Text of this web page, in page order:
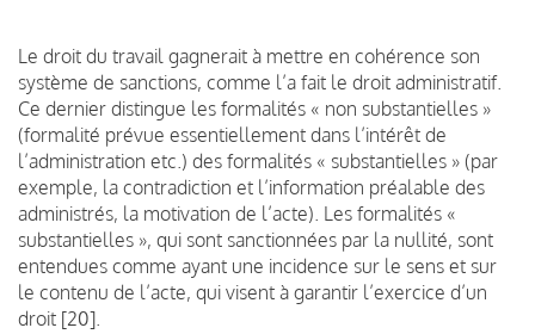
Le droit du travail gagnerait à mettre en cohérence son
système de sanctions, comme l’a fait le droit administratif.
Ce dernier distingue les formalités « non substantielles »
(formalité prévue essentiellement dans l’intérêt de
l’administration etc.) des formalités « substantielles » (par
exemple, la contradiction et l’information préalable des
administrés, la motivation de l’acte). Les formalités «
substantielles », qui sont sanctionnées par la nullité, sont
entendues comme ayant une incidence sur le sens et sur
le contenu de l’acte, qui visent à garantir l’exercice d’un
droit [20].